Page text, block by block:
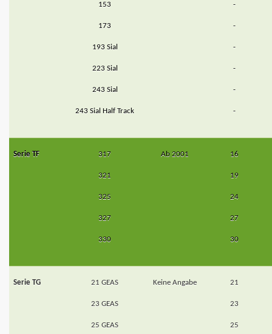
153
173
193 Sial
223 Sial
243 Sial
243 Sial Half Track
-
-
-
-
-
-
Serie TF 317
321
325
327
330
Ab 2001 16
19
24
27
30
Serie TG 21 GEAS
23 GEAS
25 GEAS
Keine Angabe 21
23
25